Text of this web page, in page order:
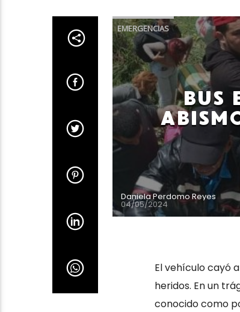
EMERGENCIAS
BUS
Daniela Perdomo Reyes
04/05/2024
El vehículo cayó
heridos. En un
conocido como